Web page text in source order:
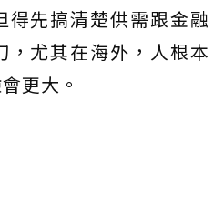
得先搞清楚供需跟金融
，尤其在海外，人根本
更大。